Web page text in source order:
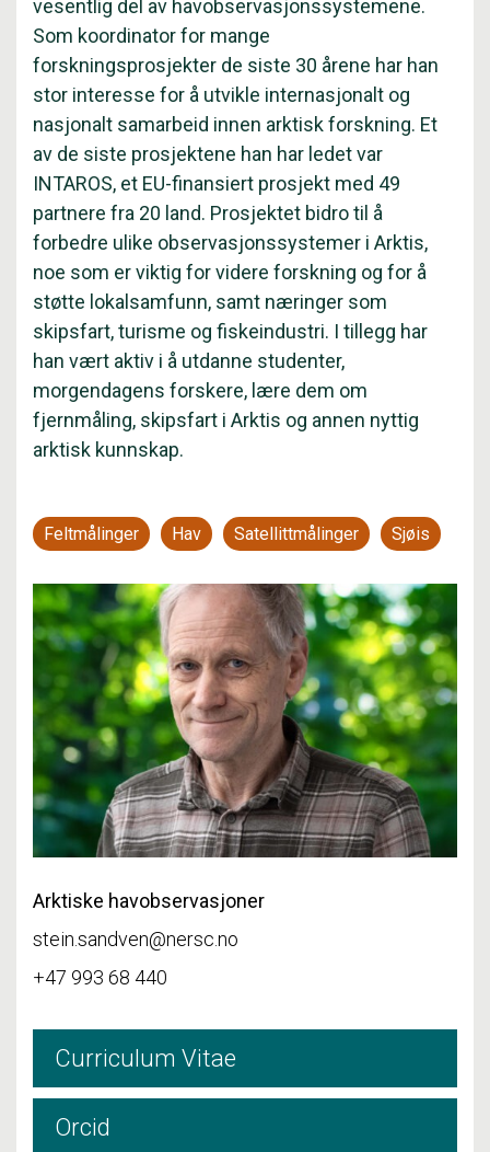
vesentlig del av havobservasjonssystemene.
Som koordinator for mange
forskningsprosjekter de siste 30 årene har han
stor interesse for å utvikle internasjonalt og
nasjonalt samarbeid innen arktisk forskning. Et
av de siste prosjektene han har ledet var
INTAROS, et EU-finansiert prosjekt med 49
partnere fra 20 land. Prosjektet bidro til å
forbedre ulike observasjonssystemer i Arktis,
noe som er viktig for videre forskning og for å
støtte lokalsamfunn, samt næringer som
skipsfart, turisme og fiskeindustri. I tillegg har
han vært aktiv i å utdanne studenter,
morgendagens forskere, lære dem om
fjernmåling, skipsfart i Arktis og annen nyttig
arktisk kunnskap.
Feltmålinger Hav Satellittmålinger Sjøis
Arktiske havobservasjoner
stein.sandven@nersc.no
+47 993 68 440
Curriculum Vitae
Orcid